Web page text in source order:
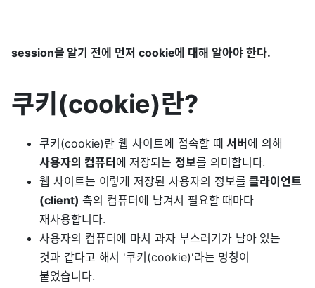
session을 알기 전에 먼저 cookie에 대해 알아야 한다.
쿠키(cookie)란?
쿠키(cookie)란 웹 사이트에 접속할 때서버 에 의해
사용자의 컴퓨터 에 저장되는정보를 의미합니다.
웹 사이트는 이렇게 저장된 사용자의 정보를클라이언트
(client) 측의 컴퓨터에 남겨서 필요할 때마다
재사용합니다.
사용자의 컴퓨터에 마치 과자 부스러기가 남아 있는
것과 같다고 해서 '쿠키(cookie)'라는 명칭이
붙었습니다.